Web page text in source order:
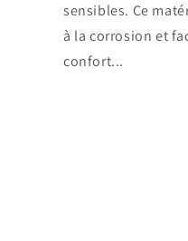
sensibles. Ce
à la corrosion et
confort...